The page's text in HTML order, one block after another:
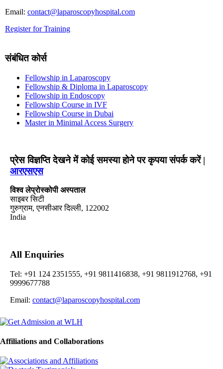
Email: contact@laparoscopyhospital.com
Register for Training
संबंधित कोर्स
Fellowship in Laparoscopy
Fellowship & Diploma in Laparoscopy
Fellowship in Endoscopy
Fellowship Course in IVF
Fellowship Course in Dubai
Master in Minimal Access Surgery
प्रेस विज्ञप्ति देखने में कोई समस्या होने पर कृपया संपर्क करें |
आरएसएस
विश्व लेप्रोस्कोपी अस्पताल
साइबर सिटी
गुरुग्राम, एनसीआर दिल्ली, 122002
India
All Enquiries
Tel: +91 124 2351555, +91 9811416838, +91 9811912768, +91
9999677788
Email: contact@laparoscopyhospital.com
Affiliations and Collaborations